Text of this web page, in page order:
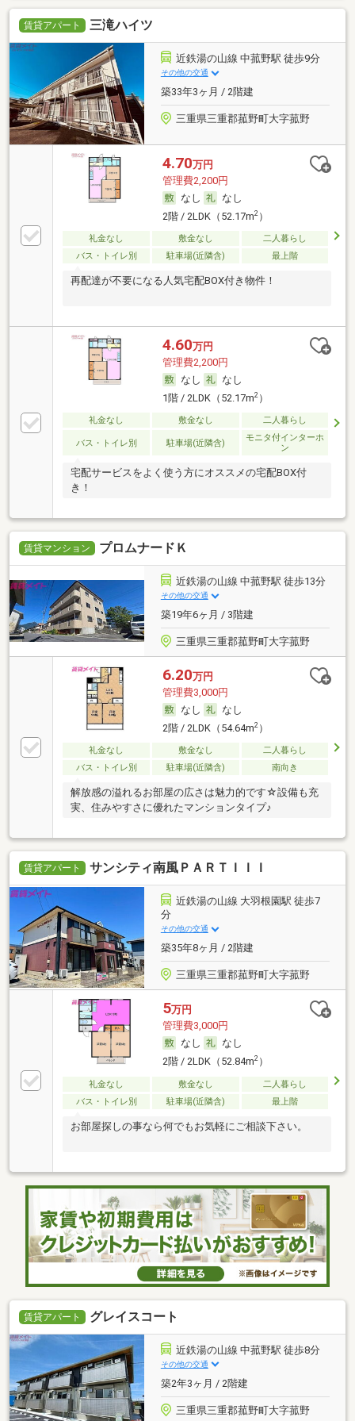
賃貸アパート 三滝ハイツ
近鉄湯の山線 中菰野駅 徒歩9分
その他の交通
築33年3ヶ月 / 2階建
三重県三重郡菰野町大字菰野
4.70万円
管理費2,200円
なし
なし
2階 / 2LDK（52.17m2）
礼金なし 敷金なし
二人暮らし
バス・トイレ別
駐車場(近隣含) 最上階
再配達が不要になる人気宅配BOX付き物件！
4.60万円
管理費2,200円
なし
なし
1階 / 2LDK（52.17m2）
礼金なし 敷金なし 二人暮らし
バス・トイレ別 駐車場(近隣含)
モニタ付インターホ
ン
宅配サービスをよく使う方にオススメの宅配BOX付
き！
賃貸マンション プロムナードＫ
近鉄湯の山線 中菰野駅 徒歩13分
その他の交通
築19年6ヶ月 / 3階建
三重県三重郡菰野町大字菰野
6.20万円
管理費3,000円
なし
なし
2階 / 2LDK（54.64m2）
礼金なし 敷金なし
二人暮らし
バス・トイレ別
駐車場(近隣含) 南向き
解放感の溢れるお部屋の広さは魅力的です☆設備も充
実、住みやすさに優れたマンションタイプ♪
賃貸アパート サンシティ南風ＰＡＲＴＩＩＩ
近鉄湯の山線 大羽根園駅 徒歩7
分
その他の交通
築35年8ヶ月 / 2階建
三重県三重郡菰野町大字菰野
5万円
管理費3,000円
なし
なし
2階 / 2LDK（52.84m2）
礼金なし 敷金なし
二人暮らし
バス・トイレ別
駐車場(近隣含) 最上階
お部屋探しの事なら何でもお気軽にご相談下さい。
賃貸アパート グレイスコート
近鉄湯の山線 中菰野駅 徒歩8分
その他の交通
築2年3ヶ月 / 2階建
三重県三重郡菰野町大字菰野